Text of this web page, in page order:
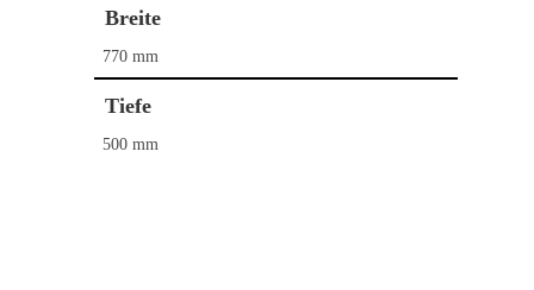
Breite
770 mm
Tiefe
500 mm